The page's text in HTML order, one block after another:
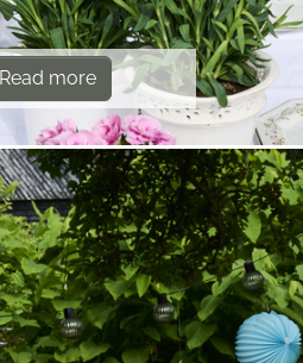
Read more